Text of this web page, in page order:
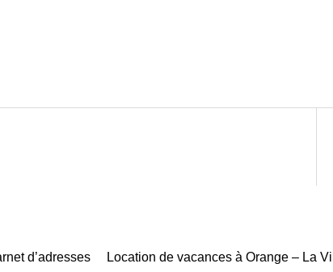
d’adresses Location de vacances à Orange – La